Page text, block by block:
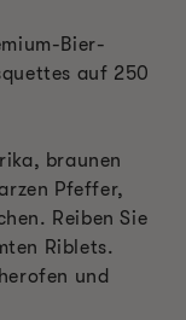
Bier-
auf 250
braunen
Pfeffer,
Reiben Sie
Riblets.
und